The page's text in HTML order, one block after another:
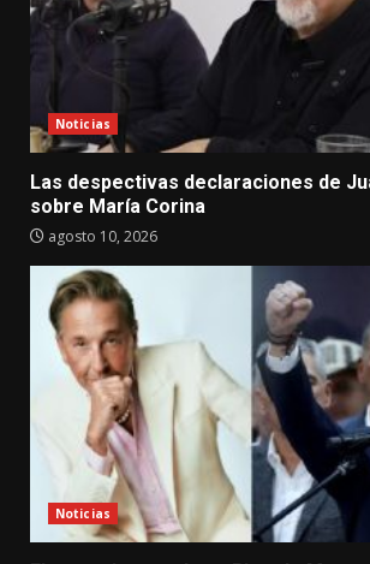
Noticias
Las despectivas declaraciones de
sobre María Corina
agosto 10, 2026
Noticias